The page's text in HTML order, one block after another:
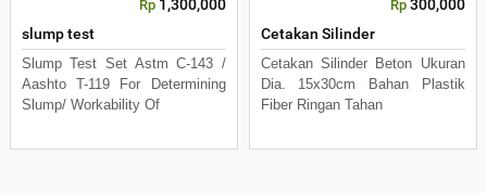
Rp 1,300,000
slump test
Slump Test Set Astm C-143 /
Aashto T-119 For Determining
Slump/ Workability Of
Rp 300,000
Cetakan Silinder
Cetakan Silinder Beton Ukuran
Dia. 15x30cm Bahan Plastik
Fiber Ringan Tahan